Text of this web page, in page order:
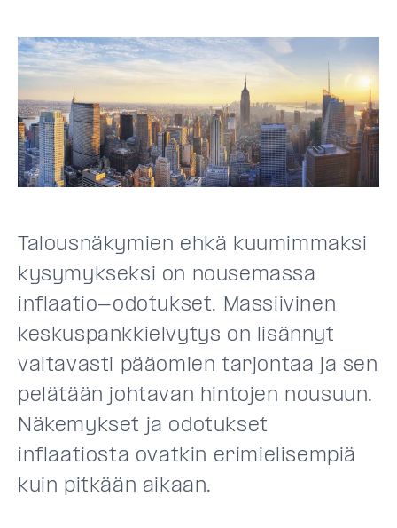
Talousnäkymien ehkä kuumimmaksi
kysymykseksi on nousemassa
inflaatio-odotukset. Massiivinen
keskuspankkielvytys on lisännyt
valtavasti pääomien tarjontaa ja sen
pelätään johtavan hintojen nousuun.
Näkemykset ja odotukset
inflaatiosta ovatkin erimielisempiä
kuin pitkään aikaan.